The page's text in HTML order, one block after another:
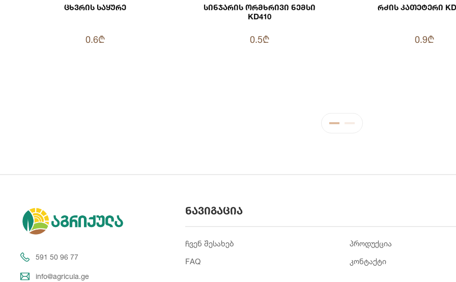
Ცხვრის Საყურე
0.6₾
Სინჯარის Ორმხრივი Ნემსი
KD410
0.5₾
Რძის
0.9₾
591 50 96 77
info@agricula.ge
ნავიგაცია
ჩვენ შესახებ
FAQ
პროდუქცია
კონტაქტი